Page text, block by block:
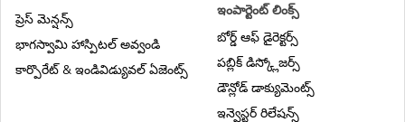
టూ వీలర్ బీమా లో టైర్ ప్రొటెక్షన్ యాడ్ ఆన్ కవర్
ప్రెస్ మెన్షన్స్
భాగస్వామి హాస్పిటల్ అవ్వండి
కార్పొరేట్ & ఇండివిడ్యువల్ ఏజెంట్స్
ఇంపార్టెంట్ లింక్స్
బోర్డ్ ఆఫ్ డైరెక్టర్స్
పబ్లిక్ డిస్క్లోజర్స్
డౌన్లోడ్ డాక్యుమెంట్స్
ఇన్వెస్టర్ రిలేషన్స్